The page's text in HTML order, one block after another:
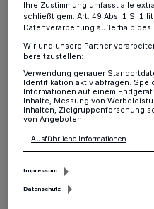
gegen 13.50 Uhr kam es
Fahrbahn abkam und
ungeklärter Ursache
sein Fahrzeug.
24.06.2026 , 11:10 Uhr
Ihre Zustimmung umfasst alle
schließt gem. Art. 49 Abs. 1 S. 1
Datenverarbeitung außerhalb des
Wir und unsere Partner
bereitzustellen:
Verwendung genauer
Identifikation aktiv abfragen.
Informationen auf einem
Inhalte, Messung von
Inhalten, Zielgruppenforschung
von Angeboten.
Ausführliche Informationen
Impressum
Datenschutz